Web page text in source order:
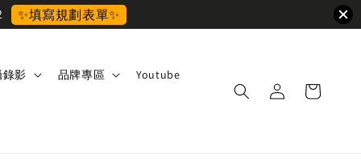
✨填寫規劃表單✨
影 品牌專區 Youtube